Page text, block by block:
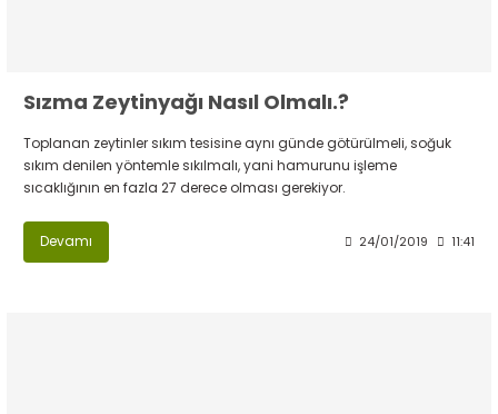
Sızma Zeytinyağı Nasıl Olmalı.?
Toplanan zeytinler sıkım tesisine aynı günde götürülmeli, soğuk
sıkım denilen yöntemle sıkılmalı, yani hamurunu işleme
sıcaklığının en fazla 27 derece olması gerekiyor.
Devamı 24/01/2019 11:41